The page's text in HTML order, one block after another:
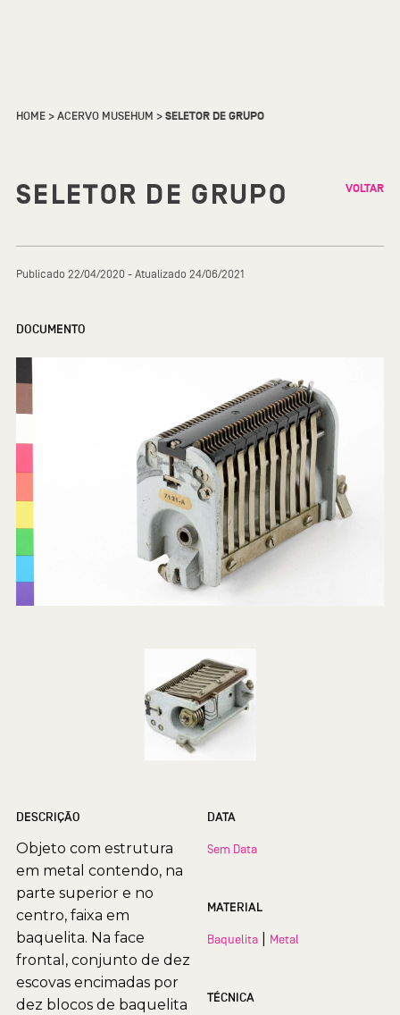
HOME>ACERVO MUSEHUM >SELETOR DE GRUPO
SELETOR DE GRUPO VOLTAR
Publicado 22/04/2020 - Atualizado 24/06/2021
DOCUMENTO
DESCRIÇÃO
Objeto com estrutura
em metal contendo, na
parte superior e no
centro, faixa em
baquelita. Na face
frontal, conjunto de dez
escovas encimadas por
dez blocos de baquelita
DATA
Sem Data
MATERIAL
Baquelita Metal
TÉCNICA